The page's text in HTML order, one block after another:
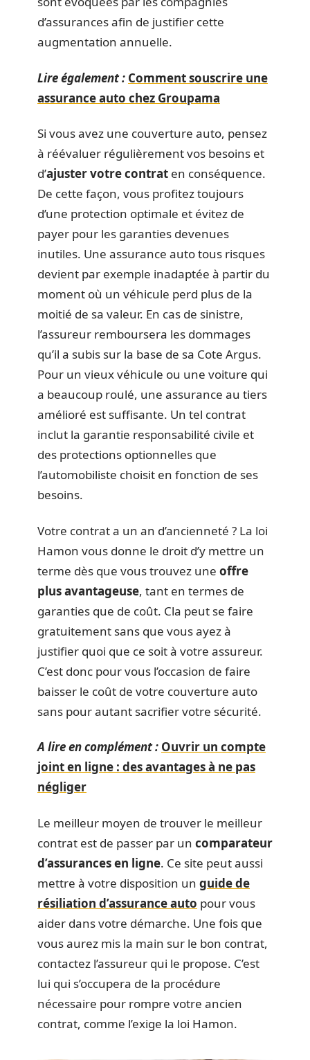
d’assurances afin de justifier cette
augmentation annuelle.
Lire également : Comment souscrire une
assurance auto chez Groupama
Si vous avez une couverture auto, pensez
à réévaluer régulièrement vos besoins et
d’ajuster votre contrat en conséquence.
De cette façon, vous profitez toujours
d’une protection optimale et évitez de
payer pour les garanties devenues
inutiles. Une assurance auto tous risques
devient par exemple inadaptée à partir du
moment où un véhicule perd plus de la
moitié de sa valeur. En cas de sinistre,
l’assureur remboursera les dommages
qu’il a subis sur la base de sa Cote Argus.
Pour un vieux véhicule ou une voiture qui
a beaucoup roulé, une assurance au tiers
amélioré est suffisante. Un tel contrat
inclut la garantie responsabilité civile et
des protections optionnelles que
l’automobiliste choisit en fonction de ses
besoins.
Votre contrat a un an d’ancienneté ? La loi
Hamon vous donne le droit d’y mettre un
terme dès que vous trouvez une offre
plus avantageuse, tant en termes de
garanties que de coût. Cla peut se faire
gratuitement sans que vous ayez à
justifier quoi que ce soit à votre assureur.
C’est donc pour vous l’occasion de faire
baisser le coût de votre couverture auto
sans pour autant sacrifier votre sécurité.
A lire en complément : Ouvrir un compte
joint en ligne : des avantages à ne pas
négliger
Le meilleur moyen de trouver le meilleur
contrat est de passer par un comparateur
d’assurances en ligne. Ce site peut aussi
mettre à votre disposition un guide de
résiliation d’assurance auto pour vous
aider dans votre démarche. Une fois que
vous aurez mis la main sur le bon contrat,
contactez l’assureur qui le propose. C’est
lui qui s’occupera de la procédure
nécessaire pour rompre votre ancien
contrat, comme l’exige la loi Hamon.